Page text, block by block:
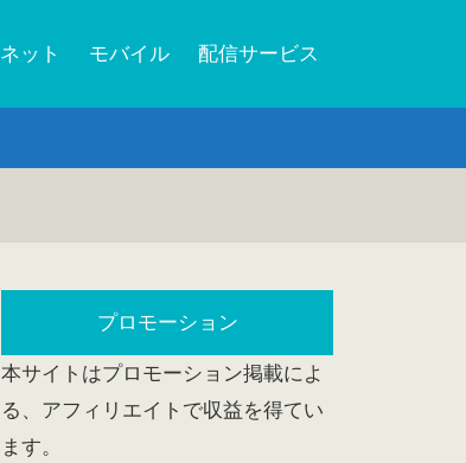
ネット モバイル 配信サービス
プロモーション
本サイトはプロモーション掲載によ
る、アフィリエイトで収益を得てい
ます。